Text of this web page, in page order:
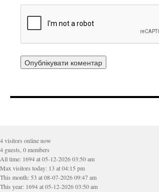
4 visitors online now
4 guests, 0 members
All time: 1694 at 05-12-2026 03:50 am
Max visitors today: 13 at 04:15 pm
This month: 53 at 08-07-2026 09:47 am
This year: 1694 at 05-12-2026 03:50 am